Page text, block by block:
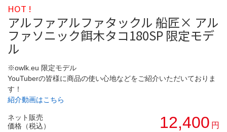
HOT !
アルファアルファタックル 船匠× アル
ファソニック餌木タコ180SP 限定モデ
ル
※owlk.eu 限定モデル
YouTuberの皆様に商品の使い心地などをご紹介いただいておりま
す！
紹介動画はこちら
ネット販売
価格（税込）
12,400 円